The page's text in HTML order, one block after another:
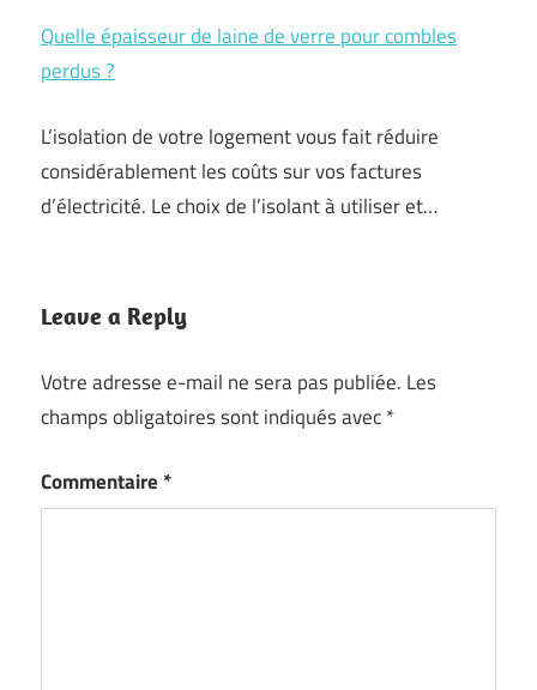
Quelle épaisseur de laine de verre pour combles
perdus ?
L’isolation de votre logement vous fait réduire
considérablement les coûts sur vos factures
d’électricité. Le choix de l’isolant à utiliser et…
Leave a Reply
Votre adresse e-mail ne sera pas publiée. Les
champs obligatoires sont indiqués avec*
Commentaire *